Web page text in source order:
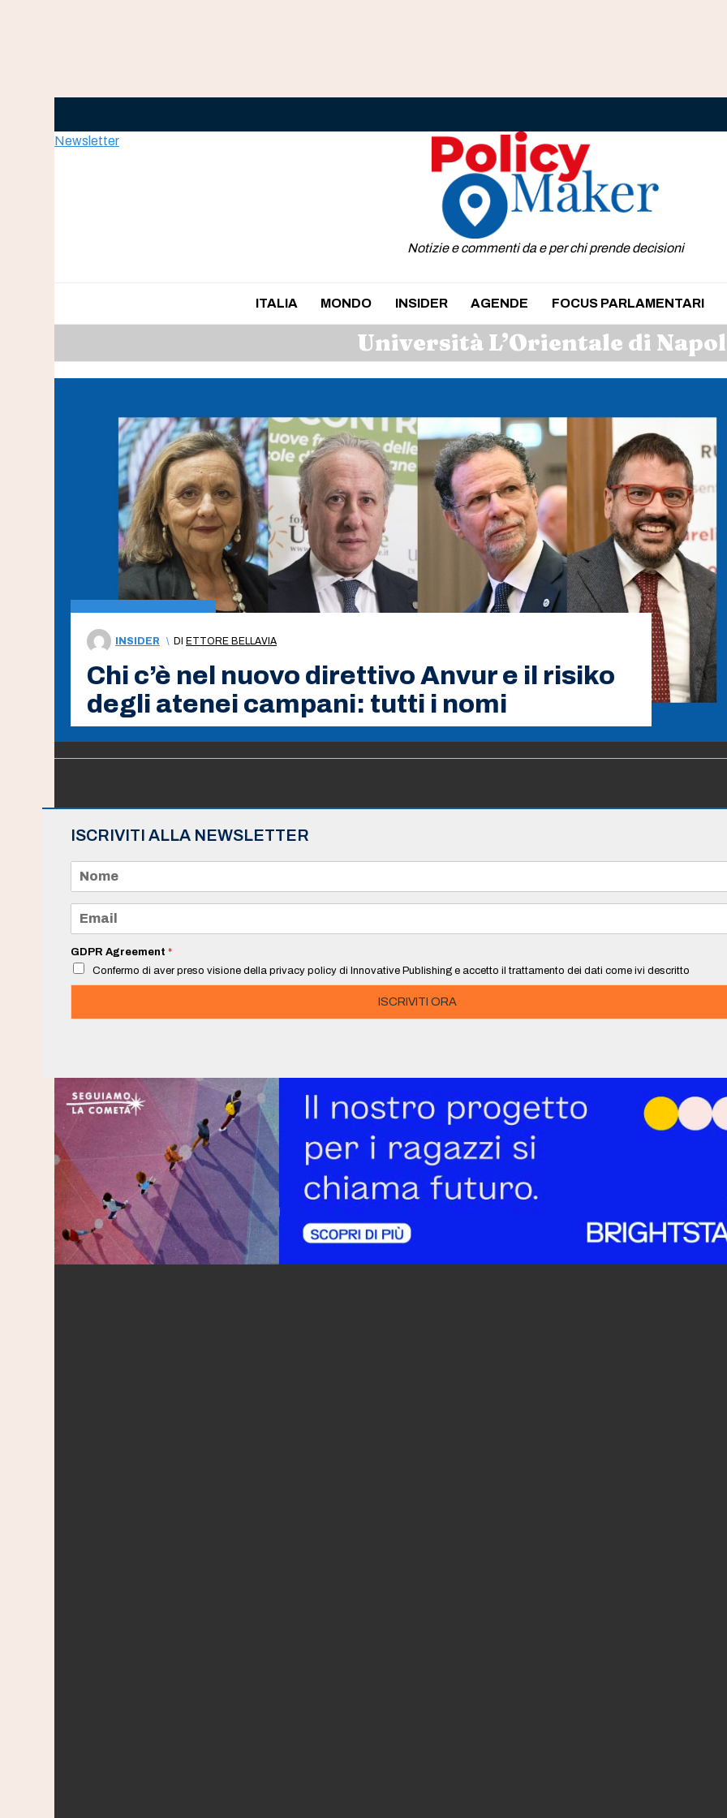
Newsletter
Notizie e commenti da e per chi prende decisioni
ITALIA MONDO INSIDER AGENDE FOCUS PARLAMENTARI
Università L’Orientale di
INSIDER \ DI ETTORE BELLAVIA
Chi c’è nel nuovo direttivo Anvur e il risiko
degli atenei campani: tutti i nomi
ISCRIVITI ALLA NEWSLETTER
m
e
a
i
*
GDPR Agreement *
Confermo di aver preso visione della privacy policy di Innovative Publishing e accetto il trattamento dei dati come ivi descritto
ISCRIVITI ORA